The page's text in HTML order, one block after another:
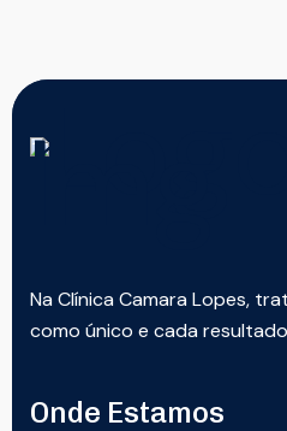
Na Clínica Camara Lopes,
como único e cada
Onde Estamos